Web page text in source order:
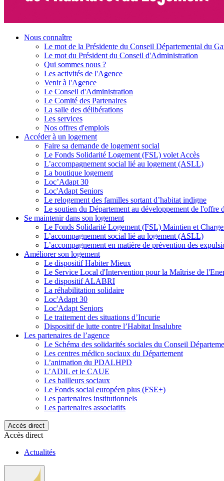
Nous connaître
Le mot de la Présidente du Conseil Départemental du
Le mot du Président du Conseil d'Administration
Qui sommes nous ?
Les activités de l'Agence
Venir à l'Agence
Le Conseil d'Administration
Le Comité des Partenaires
La salle des délibérations
Les services
Nos offres d'emplois
Accéder à un logement
Faire sa demande de logement social
Le Fonds Solidarité Logement (FSL) volet Accès
L’accompagnement social lié au logement (ASLL)
La boutique logement
Loc’Adapt 30
Loc'Adapt Seniors
Le relogement des familles sortant d’habitat indigne
Le soutien du Département au développement de l'offre
Se maintenir dans son logement
Le Fonds Solidarité Logement (FSL) Maintien et
L’accompagnement social lié au logement (ASLL)
L’accompagnement en matière de prévention des
Améliorer son logement
Le dispositif Habiter Mieux
Le Service Local d'Intervention pour la Maîtrise de
Le dispositif ALABRI
La réhabilitation solidaire
Loc'Adapt 30
Loc'Adapt Seniors
Le traitement des situations d’Incurie
Dispositif de lutte contre l’Habitat Insalubre
Les partenaires de l’agence
Le Schéma des solidarités sociales du Conseil
Les centres médico sociaux du Département
L’animation du PDALHPD
L’ADIL et le CAUE
Les bailleurs sociaux
Le Fonds social européen plus (FSE+)
Les partenaires institutionnels
Les partenaires associatifs
Accès direct
Accès direct
Actualités